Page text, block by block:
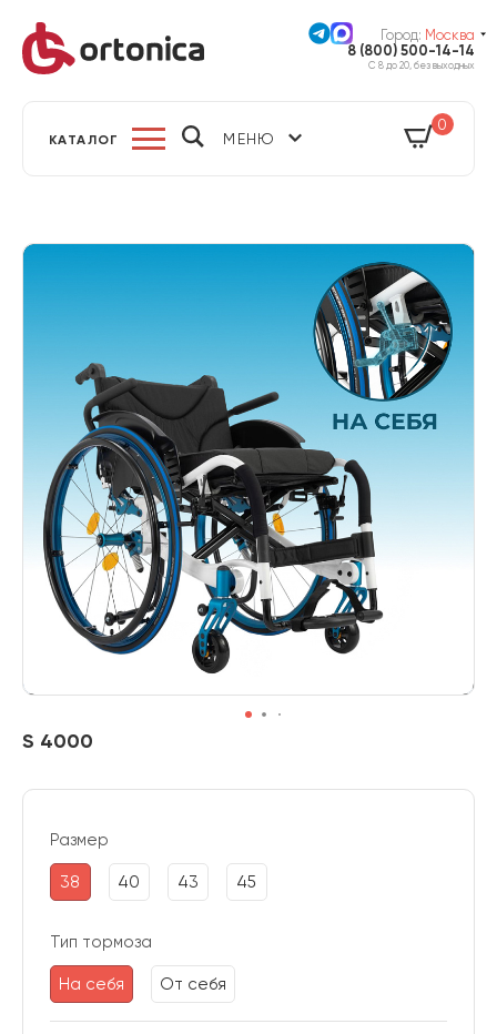
Город: Москва
8 (800) 500-14-14
С 8 до 20, без выходных
КАТАЛОГ МЕНЮ
0
S 4000
Размер
38 40 43 45
Тип тормоза
На себя От себя